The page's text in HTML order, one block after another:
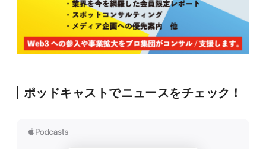
ポッドキャストでニュースをチェック！